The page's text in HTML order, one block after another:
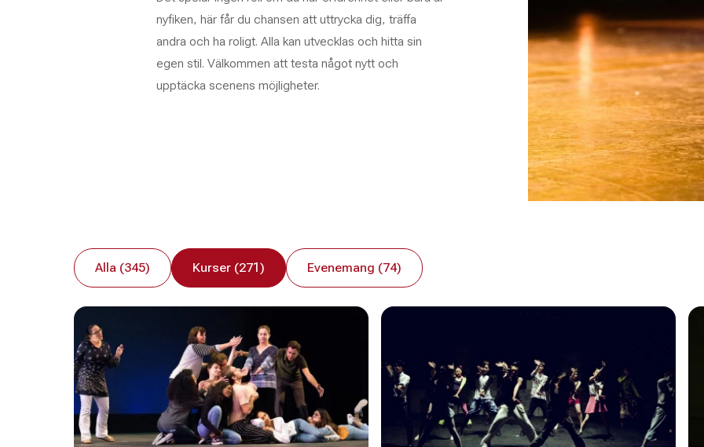
nyfiken, här får du chansen att uttrycka dig, träffa
andra och ha roligt. Alla kan utvecklas och hitta sin
egen stil. Välkommen att testa något nytt och
upptäcka scenens möjligheter.
Alla (345) Kurser (271) Evenemang (74)